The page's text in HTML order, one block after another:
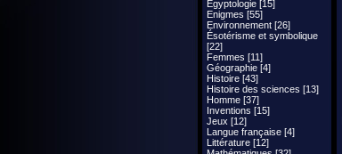
Egyptologie [15]
Enigmes [55]
Environnement [26]
Ésotérisme et symbolique
[22]
Femmes [11]
Géographie [4]
Histoire [43]
Histoire des sciences [13]
Homme [37]
Inventions [15]
Jeux [12]
Langue française [4]
Littérature [12]